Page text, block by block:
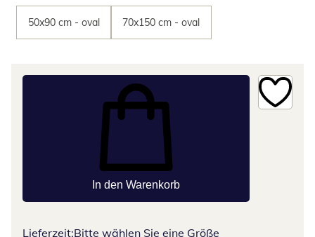
50x90 cm - oval 70x150 cm - oval
In den Warenkorb
Lieferzeit:Bitte wählen Sie eine Größe